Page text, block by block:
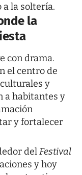
la soltería.
la
con drama.
el centro de
y
a habitantes y
y fortalecer
delFestival
y hoy